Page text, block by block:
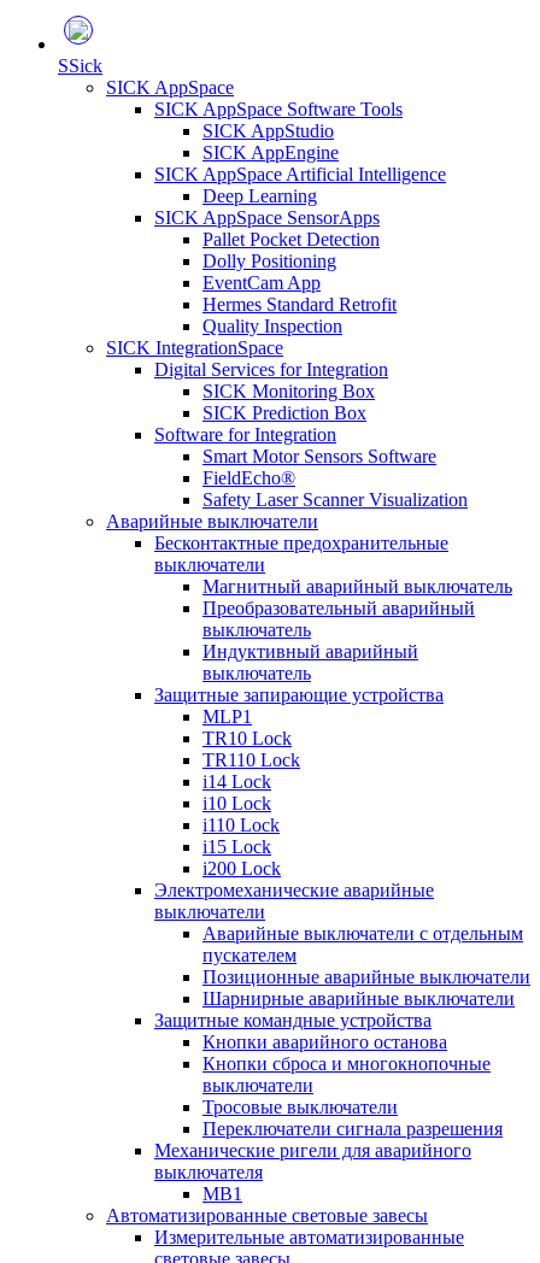
SSick
SICK AppSpace
SICK AppSpace Software Tools
SICK AppStudio
SICK AppEngine
SICK AppSpace Artificial Intelligence
Deep Learning
SICK AppSpace SensorApps
Pallet Pocket Detection
Dolly Positioning
EventCam App
Hermes Standard Retrofit
Quality Inspection
SICK IntegrationSpace
Digital Services for Integration
SICK Monitoring Box
SICK Prediction Box
Software for Integration
Smart Motor Sensors Software
FieldEcho®
Safety Laser Scanner Visualization
Аварийные выключатели
Бесконтактные предохранительные
выключатели
Магнитный аварийный выключатель
Преобразовательный аварийный
выключатель
Индуктивный аварийный
выключатель
Защитные запирающие устройства
MLP1
TR10 Lock
TR110 Lock
i14 Lock
i10 Lock
i110 Lock
i15 Lock
i200 Lock
Электромеханические аварийные
выключатели
Аварийные выключатели с отдельным
пускателем
Позиционные аварийные выключатели
Шарнирные аварийные выключатели
Защитные командные устройства
Кнопки аварийного останова
Кнопки сброса и многокнопочные
выключатели
Тросовые выключатели
Переключатели сигнала разрешения
Механические ригели для аварийного
выключателя
MB1
Автоматизированные световые завесы
Измерительные автоматизированные
световые завесы